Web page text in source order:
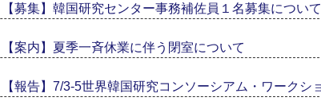
【募集】韓国研究センター事務補佐員１名募集について
【案内】夏季一斉休業に伴う閉室について
【報告】7/3-5世界韓国研究コンソーシアム・ワークシ